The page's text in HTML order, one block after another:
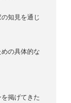
知見を通じ
の具体的な
掲げてきた